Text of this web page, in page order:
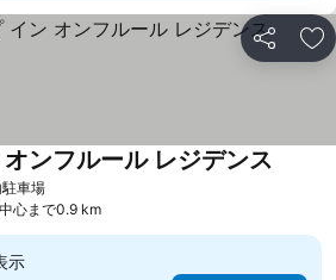
シェア お
車場料金を表示
ンフルール レジデンス
心まで0.9 km
示